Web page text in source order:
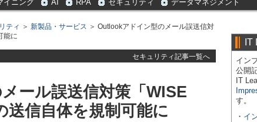
イニング AI RPA セキュリティ データマネジメント
ティ ＞ 新製品・サービス ＞ Outlookアドイン型のメール誤送信対
能に
セキュリティ記事一覧へ
ール誤送信対策「WISE
信自体を規制可能に
IT
イン
公開
IT
す。
・ イ